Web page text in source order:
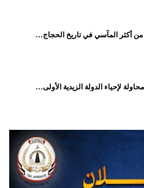
من أكثر المآسي في تاريخ الحجاج…
لإحياء الدولة الزيدية الأولى…